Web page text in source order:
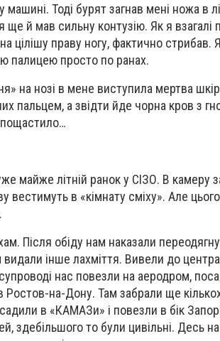
Тоді бурят загнав мені ножа в
ще й мав сильну контузію. Як я
цілішу праву ногу, фактично
палицею просто по ранах.
на нозі в мене виступила мертва
пальцем, а звідти йде чорна кров з
пощастило…
майже літній ранок у СІЗО. В камеру
вестимуть в «кімнату сміху». Але
Після обіду нам наказали
видали інше лахміття. Вивели до
супроводі нас повезли на аеродром,
Ростов-на-Дону. Там забрали ще
в «КАМАЗи» і повезли в бік
здебільшого то були цивільні. Десь